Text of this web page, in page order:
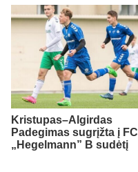
Kristupas–Algirdas
Padegimas sugrįžta į FC
„Hegelmann” B sudėtį